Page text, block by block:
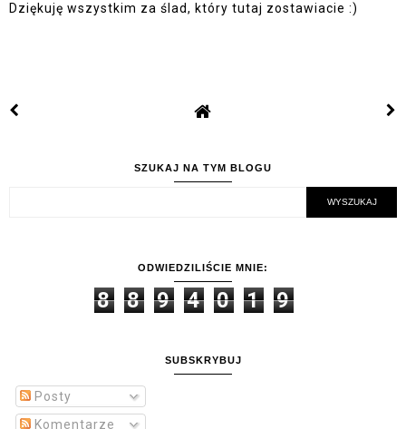
Dziękuję wszystkim za ślad, który tutaj zostawiacie :)
SZUKAJ NA TYM BLOGU
ODWIEDZILIŚCIE MNIE:
8 8 9 4 0 1 9
SUBSKRYBUJ
Posty
Komentarze